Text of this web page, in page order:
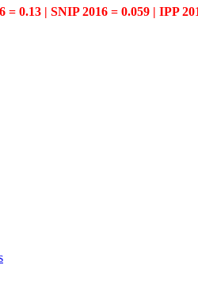
= 0.13 | SNIP 2016 = 0.059 | IPP